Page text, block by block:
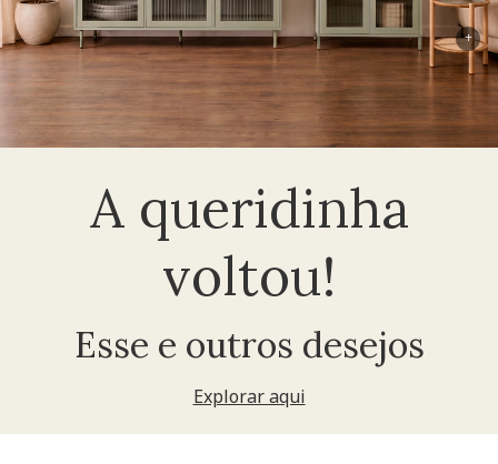
A queridinha
voltou!
Esse e outros desejos
Explorar aqui
+